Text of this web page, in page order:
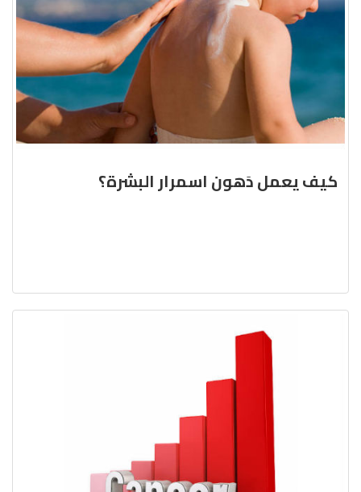
كيف يعمل دَهون اسمرار البشرة؟